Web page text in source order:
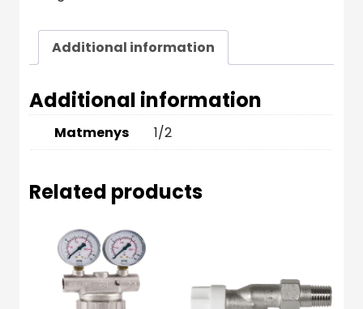
Additional information
Additional information
Matmenys 1/2
Related products